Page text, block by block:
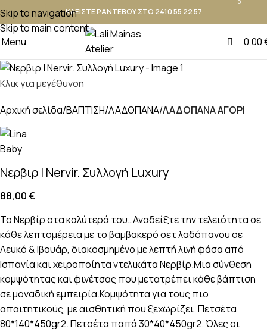
Skip to navigation
Skip to main content
ΚΛΕΙΣΤΕ ΡΑΝΤΕΒΟΥ ΣΤΟ 2410 55 22 57
Menu 0,00
Κλικ για μεγέθυνση
Αρχική σελίδα ΒΑΠΤΙΣΗ ΛΑΔΟΠΑΝΑ ΛΑΔΟΠΑΝΑ ΑΓΟΡΙ
Νερβιρ | Nervir. Συλλογή Luxury
88,00€
Το Νερβίρ στα καλύτερά του…Αναδείξτε την τελειότητα σε
κάθε λεπτομέρεια με το βαμβακερό σετ λαδόπανου σε
Λευκό & Ιβουάρ, διακοσμημένο με λεπτή λινή φάσα από
Ισπανία και χειροποίητα ντελικάτα Νερβίρ.Μια σύνθεση
κομψότητας και φινέτσας που μετατρέπει κάθε βάπτιση
σε μοναδική εμπειρία.Κομψότητα για τους πιο
απαιτητικούς, με αισθητική που ξεχωρίζει. Πετσέτα
80*140*450gr2. Πετσέτα παπά 30*40*450gr2. Όλες οι